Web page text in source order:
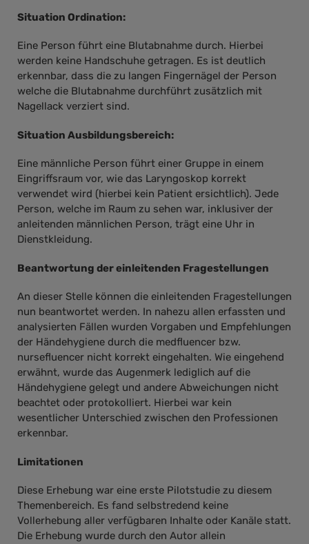
Situation Ordination:
Eine Person führt eine Blutabnahme durch. Hierbei
werden keine Handschuhe getragen. Es ist deutlich
erkennbar, dass die zu langen Fingernägel der Person
welche die Blutabnahme durchführt zusätzlich mit
Nagellack verziert sind.
Situation Ausbildungsbereich:
Eine männliche Person führt einer Gruppe in einem
Eingriffsraum vor, wie das Laryngoskop korrekt
verwendet wird (hierbei kein Patient ersichtlich). Jede
Person, welche im Raum zu sehen war, inklusiver der
anleitenden männlichen Person, trägt eine Uhr in
Dienstkleidung.
Beantwortung der einleitenden Fragestellungen
An dieser Stelle können die einleitenden Fragestellungen
nun beantwortet werden. In nahezu allen erfassten und
analysierten Fällen wurden Vorgaben und Empfehlungen
der Händehygiene durch die medfluencer bzw.
nursefluencer nicht korrekt eingehalten. Wie eingehend
erwähnt, wurde das Augenmerk lediglich auf die
Händehygiene gelegt und andere Abweichungen nicht
beachtet oder protokolliert. Hierbei war kein
wesentlicher Unterschied zwischen den Professionen
erkennbar.
Limitationen
Diese Erhebung war eine erste Pilotstudie zu diesem
Themenbereich. Es fand selbstredend keine
Vollerhebung aller verfügbaren Inhalte oder Kanäle statt.
Die Erhebung wurde durch den Autor allein